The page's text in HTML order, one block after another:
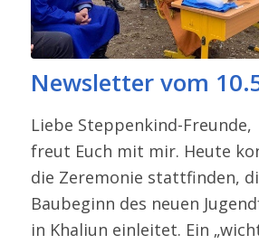
Newsletter vom
Liebe Steppenkind-​Freunde,
freut Euch mit mir. Heute
die Zeremonie statt­finden,
Baubeginn des neuen
in Khaliun einleitet. Ein